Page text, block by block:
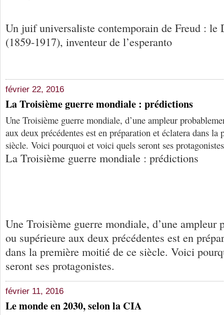
Un juif universaliste contemporain de Freud :
(1859-1917), inventeur de l’esperanto
février 22, 2016
La Troisième guerre mondiale : prédictions
Une Troisième guerre mondiale, d’une ampleur
aux deux précédentes est en préparation et éclatera dans la
siècle. Voici pourquoi et voici quels seront ses
La Troisième guerre mondiale : prédictions
Une Troisième guerre mondiale, d’une ampleur
ou supérieure aux deux précédentes est en
dans la première moitié de ce siècle. Voici
seront ses protagonistes.
février 11, 2016
Le monde en 2030, selon la CIA